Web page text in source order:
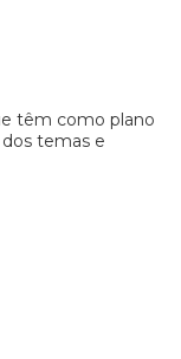
têm como plano
temas e